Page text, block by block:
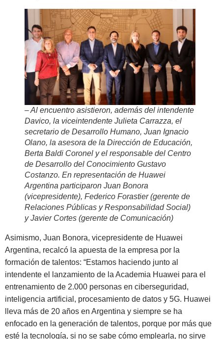
– Al encuentro asistieron, además del intendente
Davico, la viceintendente Julieta Carrazza, el
secretario de Desarrollo Humano, Juan Ignacio
Olano, la asesora de la Dirección de Educación,
Berta Baldi Coronel y el responsable del Centro
de Desarrollo del Conocimiento Gustavo
Costanzo. En representación de Huawei
Argentina participaron Juan Bonora
(vicepresidente), Federico Forastier (gerente de
Relaciones Públicas y Responsabilidad Social)
y Javier Cortes (gerente de Comunicación)
Asimismo, Juan Bonora, vicepresidente de Huawei
Argentina, recalcó la apuesta de la empresa por la
formación de talentos: “Estamos haciendo junto al
intendente el lanzamiento de la Academia Huawei para el
entrenamiento de 2.000 personas en ciberseguridad,
inteligencia artificial, procesamiento de datos y 5G. Huawei
lleva más de 20 años en Argentina y siempre se ha
enfocado en la generación de talentos, porque por más que
esté la tecnología, si no se sabe cómo emplearla, no sirve